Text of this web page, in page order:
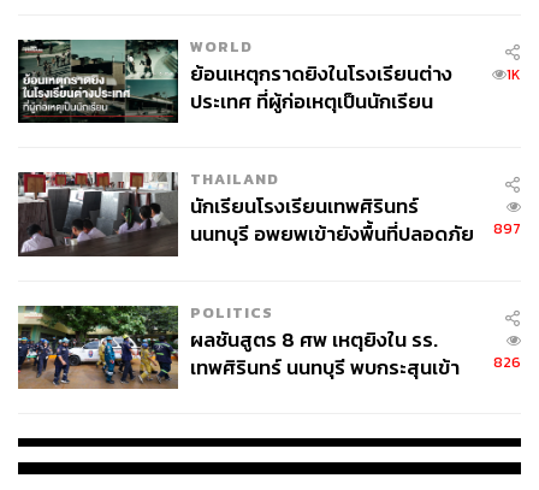
WORLD
ย้อนเหตุกราดยิงในโรงเรียนต่าง
ประเทศ ที่ผู้ก่อเหตุเป็นนักเรียน
1K
THAILAND
นักเรียนโรงเรียนเทพศิรินทร์
นนทบุรี อพยพเข้ายังพื้นที่ปลอดภัย
897
POLITICS
ผลชันสูตร 8 ศพ เหตุยิงใน รร.
เทพศิรินทร์ นนทบุรี พบกระสุนเข้า
826